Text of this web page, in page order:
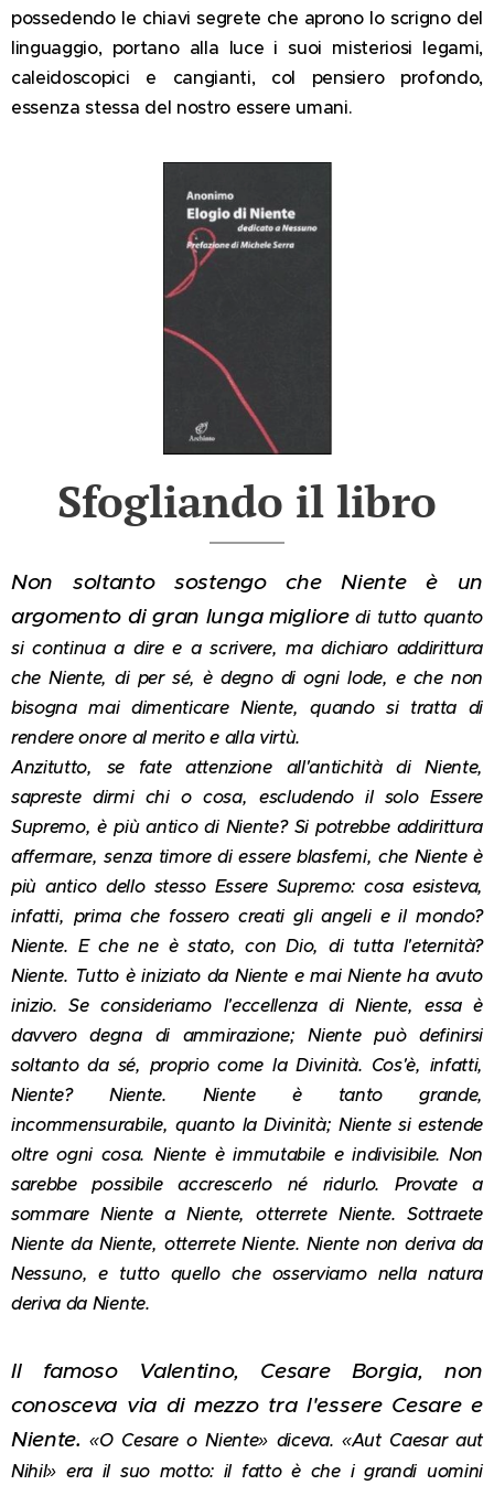
possedendo le chiavi segrete che aprono lo scrigno del
linguaggio, portano alla luce i suoi misteriosi legami,
caleidoscopici e cangianti, col pensiero profondo,
essenza stessa del nostro essere umani.
Sfogliando il libro
Non soltanto sostengo che Niente è un
argomento di gran lunga miglioredi tutto quanto
si continua a dire e a scrivere, ma dichiaro addirittura
che Niente, di per sé, è degno di ogni lode, e che non
bisogna mai dimenticare Niente, quando si tratta di
rendere onore al merito e alla virtù.
Anzitutto, se fate attenzione all'antichità di Niente,
sapreste dirmi chi o cosa, escludendo il solo Essere
Supremo, è più antico di Niente? Si potrebbe addirittura
affermare, senza timore di essere blasfemi, che Niente è
più antico dello stesso Essere Supremo: cosa esisteva,
infatti, prima che fossero creati gli angeli e il mondo?
Niente. E che ne è stato, con Dio, di tutta l'eternità?
Niente. Tutto è iniziato da Niente e mai Niente ha avuto
inizio. Se consideriamo l'eccellenza di Niente, essa è
davvero degna di ammirazione; Niente può definirsi
soltanto da sé, proprio come la Divinità. Cos'è, infatti,
Niente? Niente. Niente è tanto grande,
incommensurabile, quanto la Divinità; Niente si estende
oltre ogni cosa. Niente è immutabile e indivisibile. Non
sarebbe possibile accrescerlo né ridurlo. Provate a
sommare Niente a Niente, otterrete Niente. Sottraete
Niente da Niente, otterrete Niente. Niente non deriva da
Nessuno, e tutto quello che osserviamo nella natura
deriva da Niente.
Il famoso Valentino, Cesare Borgia, non
conosceva via di mezzo tra l'essere Cesare e
Niente.«O Cesare o Niente» diceva. «Aut Caesar aut
Nihil» era il suo motto: il fatto è che i grandi uomini